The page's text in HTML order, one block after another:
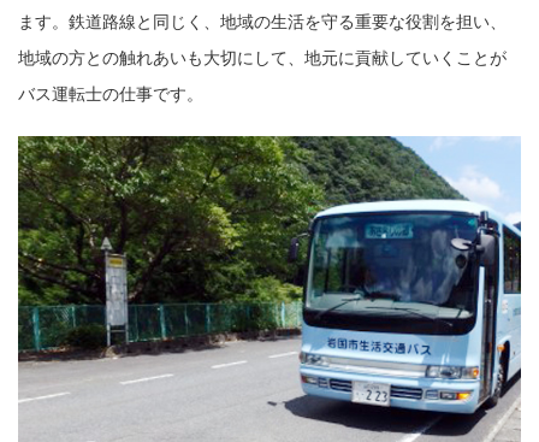
ます。鉄道路線と同じく、地域の生活を守る重要な役割を担い、
地域の方との触れあいも大切にして、地元に貢献していくことが
バス運転士の仕事です。